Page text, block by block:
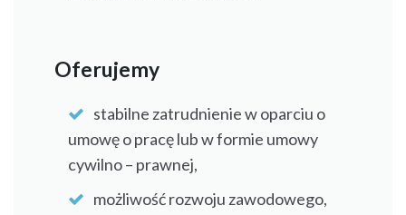
Oferujemy
stabilne zatrudnienie w oparciu o
umowę o pracę lub w formie umowy
cywilno – prawnej,
możliwość rozwoju zawodowego,